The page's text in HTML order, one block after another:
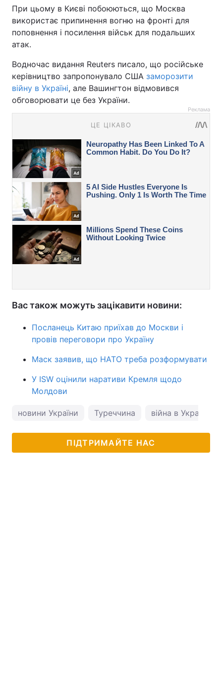
При цьому в Києві побоюються, що Москва
використає припинення вогню на фронті для
поповнення і посилення військ для подальших
атак.
Водночас видання Reuters писало, що російське
керівництво запропонувало США заморозити
війну в Україні, але Вашингтон відмовився
обговорювати це без України.
Реклама
Вас також можуть зацікавити новини:
Посланець Китаю приїхав до Москви і
провів переговори про Україну
Маск заявив, що НАТО треба розформувати
У ISW оцінили наративи Кремля щодо
Молдови
новини України Туреччина війна в Україні
ПІДТРИМАЙТЕ НАС